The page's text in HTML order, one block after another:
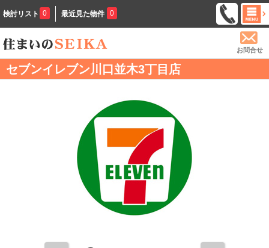
検討リスト 0 最近見た物件 0
お問合せ
セブンイレブン川口並木3丁目店